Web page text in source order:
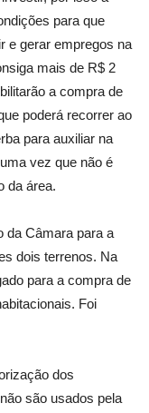
para que
e gerar empregos na
mais de R$ 2
a compra de
poderá recorrer ao
para auxiliar na
vez que não é
da área.
da Câmara para a
dois terrenos. Na
para a compra de
Foi
dos
são usados pela